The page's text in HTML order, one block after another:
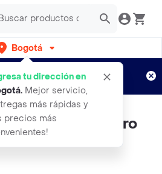
Bogotá
tu dirección en
. Mejor servicio,
más rápidas y
precios más
por semanas
Aplican TyC
2 capas de filtro